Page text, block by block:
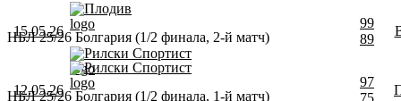
15.05.26
Плодив
Рилски Спортист
99
89
НБЛ 25/26 Болгария (1/2 финала, 2-й матч)
12.05.26
Рилски Спортист
97
75
НБЛ 25/26 Болгария (1/2 финала, 1-й матч)